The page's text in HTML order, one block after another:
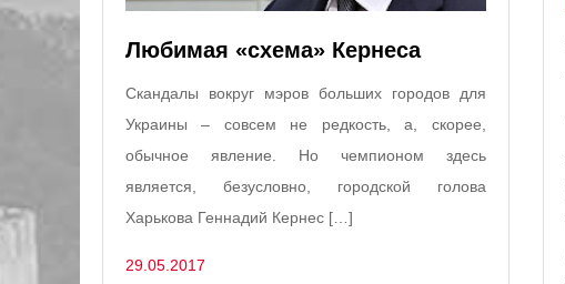
Любимая «схема» Кернеса
Скандалы вокруг мэров больших городов для
Украины – совсем не редкость, а, скорее,
обычное явление. Но чемпионом здесь
является, безусловно, городской голова
Харькова Геннадий Кернес […]
29.05.2017